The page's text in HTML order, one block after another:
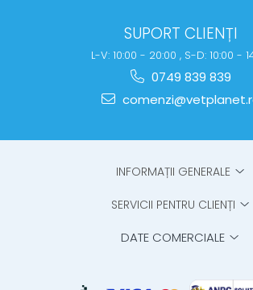
SUPORT CLIENȚI
L-V: 10:00 - 20:00 , S-D: 10:00 -
0749 839 839
INFORMAȚII GENERALE
SERVICII PENTRU CLIENȚI
DATE COMERCIALE